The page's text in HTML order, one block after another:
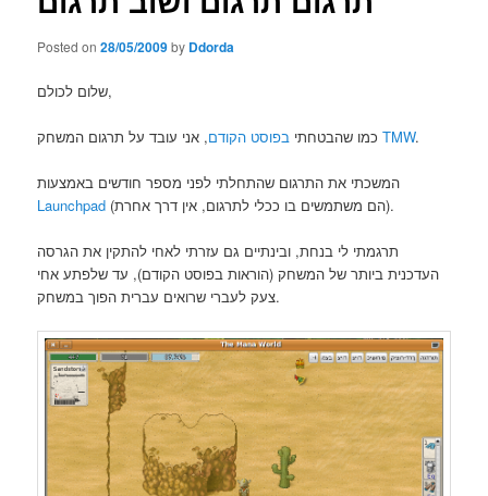
Posted on28/05/2009by Ddorda
שלום לכולם,
כמו שהבטחתי בפוסט הקודם , אני עובד על תרגום המשחקTMW.
המשכתי את התרגום שהתחלתי לפני מספר חודשים באמצעות
Launchpad
(הם משתמשים בו ככלי לתרגום, אין דרך אחרת).
תרגמתי לי בנחת, ובינתיים גם עזרתי לאחי להתקין את הגרסה
העדכנית ביותר של המשחק (הוראות בפוסט הקודם), עד שלפתע אחי
צעק לעברי שרואים עברית הפוך במשחק.